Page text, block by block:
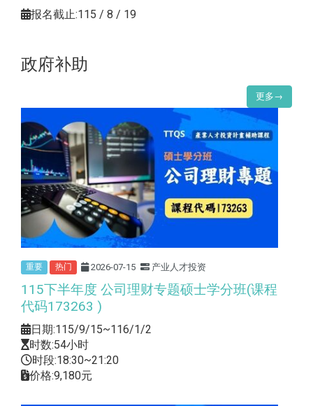
报名截止:115 / 8 / 19
政府补助
更多→
重要 热门 2026-07-15 产业人才投资
115下半年度 公司理财专题硕士学分班(课程
代码173263 )
日期:115/9/15~116/1/2
时数:54小时
时段:18:30~21:20
价格:9,180元